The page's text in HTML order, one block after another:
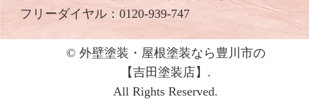
フリーダイヤル： 0120-939-747
© 外壁塗装・屋根塗装なら豊川市の
【吉⽥塗装店】.
All Rights Reserved.